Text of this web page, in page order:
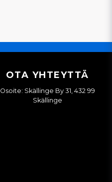
OTA YHTEYTTÄ
Osoite: Skällinge By 31, 432 99
Skällinge